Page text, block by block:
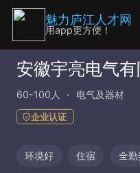
安徽宇亮电气有
60-100人 电气及器材
企业认证
环境好 住宿 全勤
魅力庐江人才网
用app更方便！